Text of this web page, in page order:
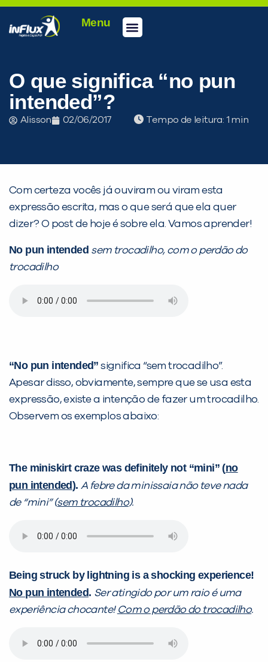
Menu
O que significa “no pun
intended”?
Alisson 02/06/2017 Tempo de leitura:
Com certeza vocês já ouviram ou viram esta
expressão escrita, mas o que será que ela quer
dizer? O post de hoje é sobre ela. Vamos aprender!
No pun intended sem trocadilho, com o perdão do
trocadilho
“No pun intended” significa “sem trocadilho”.
Apesar disso, obviamente, sempre que se usa esta
expressão, existe a intenção de fazer um trocadilho.
Observem os exemplos abaixo:
The miniskirt craze was definitely not “mini” (no
pun intended).A febre da minissaia não teve nada
de “mini” (sem trocadilho).
Being struck by lightning is a shocking experience!
No pun intended. Ser atingido por um raio é uma
experiência chocante! Com o perdão do trocadilho.
PEÇA UMA DEMONSTRAÇÃO DE MÉTODO
você digitou.
Preencha com seus dados abaixo e